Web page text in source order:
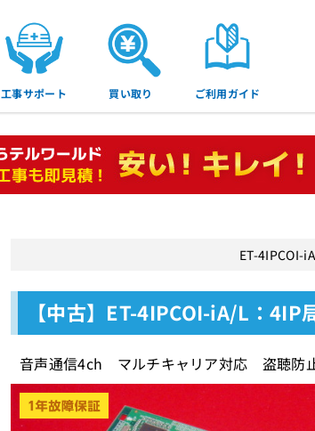
工事サポート 買い取り ご利用ガイド
ET-4IPCOI-
【中古】ET-4IPCOI-iA/L：4IP
音声通信4ch マルチキャリア対応 盗聴防